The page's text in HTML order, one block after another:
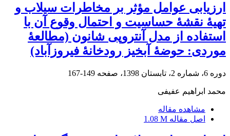
ارزیابی عوامل مؤثر بر مخاطرات سیلاب و
تهیۀ نقشۀ حساسیت و احتمال وقوع آن با
استفاده از مدل آنتروپی شانون (مطالعۀ
موردی: حوضۀ آبخیز رودخانۀ فیروزآباد)
دوره 6، شماره 2، تابستان 1398، صفحه 149-167
محمد ابراهیم عفیفی
مشاهده مقاله
اصل مقاله 1.08 M